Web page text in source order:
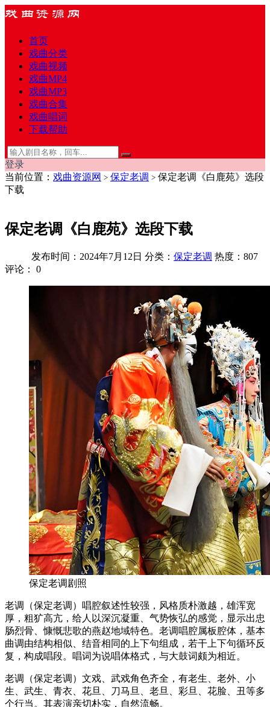
首页
戏曲分类
戏曲视频
戏曲MP4
戏曲MP3
戏曲合集
戏曲唱词
下载帮助
登录
当前位置： 戏曲资源网 > 保定老调 > 保定老调《白鹿苑》选段
下载
保定老调《白鹿苑》选段下载
发布时间：2024年7月12日 分类： 保定老调 热度：807
评论：
0
保定老调剧照
老调（保定老调）唱腔叙述性较强，风格质朴激越，雄浑宽
厚，粗犷高亢，给人以深沉凝重、气势恢弘的感觉，显示出忠
肠烈骨、慷慨悲歌的燕赵地域特色。老调唱腔属板腔体，基本
曲调由结构相似、结音相同的上下句组成，若干上下句循环反
复，构成唱段。唱词为说唱体格式，与大鼓词颇为相近。
老调（保定老调）文戏、武戏角色齐全，有老生、老外、小
生、武生、青衣、花旦、刀马旦、老旦、彩旦、花脸、丑等多
个行当。其表演亲切朴实，自然流畅。